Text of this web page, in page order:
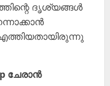
ദൃശ്യങ്ങൾ
ചേരാൻ